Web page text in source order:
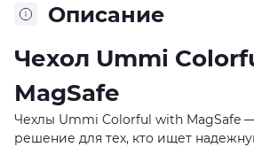
Описание
Чехол Ummi
MagSafe
Чехлы Ummi Colorful with MagSafe
решение для тех, кто ищет